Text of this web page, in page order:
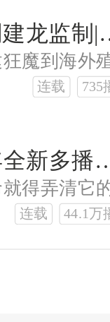
大明优秀青
连载 735
神秘复苏|周建龙监制|26
连载 44.1万